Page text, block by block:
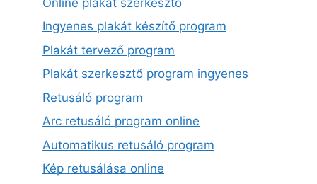
Ingyenes plakát készítő program
Plakát tervező program
Plakát szerkesztő program ingyenes
Retusáló program
Arc retusáló program online
Automatikus retusáló program
Kép retusálása online